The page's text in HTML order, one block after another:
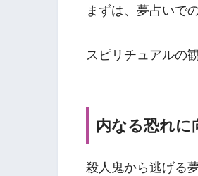
まずは、夢占いで
スピリチュアルの
内なる恐れに
殺人鬼から逃げる